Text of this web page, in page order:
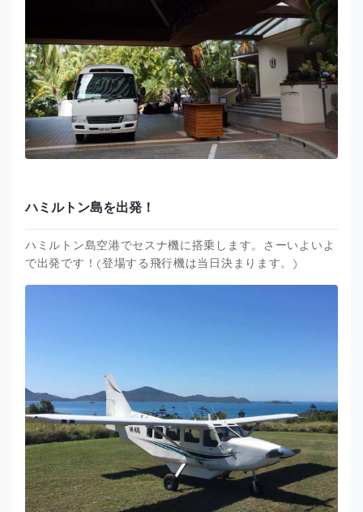
ハミルトン島を出発！
ハミルトン島空港でセスナ機に搭乗します。さーいよいよ
で出発です！(登場する飛行機は当日決まります。)